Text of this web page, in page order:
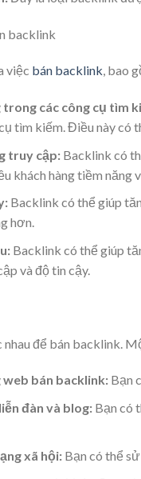
backlink
việc bán backlink, bao
các công cụ tìm
tìm kiếm. Điều này có
truy cập:Backlink có
khách hàng tiềm năng
Backlink có thể giúp
hơn.
Backlink có thể giúp
và độ tin cậy.
nhau để bán backlink.
bán backlink:Bạn
đàn và blog:Bạn có
xã hội:Bạn có thể sử